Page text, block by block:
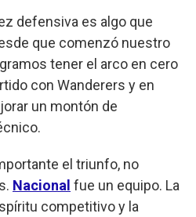
defensiva es algo que
que comenzó nuestro
tener el arco en cero
con Wanderers y en
un montón de
el triunfo, no
Nacional fue un equipo. La
competitivo y la